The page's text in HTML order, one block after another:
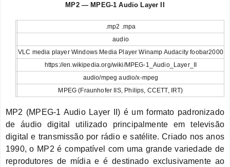
MP2 — MPEG-1 Audio Layer II
.mp2 .mpa
audio
VLC media player Windows Media Player Winamp Audacity foobar2000
https://en.wikipedia.org/wiki/MPEG-1_Audio_Layer_II
audio/mpeg audio/x-mpeg
MPEG (Fraunhofer IIS, Philips, CCETT, IRT)
MP2 (MPEG-1 Audio Layer II) é um formato padronizado
de áudio digital utilizado principalmente em televisão
digital e transmissão por rádio e satélite. Criado nos anos
1990, o MP2 é compatível com uma grande variedade de
reprodutores de mídia e é destinado exclusivamente ao